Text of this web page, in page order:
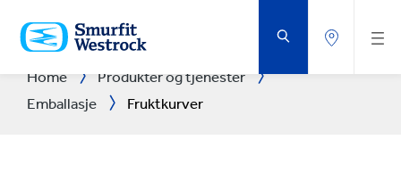
TIL
HOVEDINNHOLD
Home
Produkter og tjenester
Emballasje
Fruktkurver